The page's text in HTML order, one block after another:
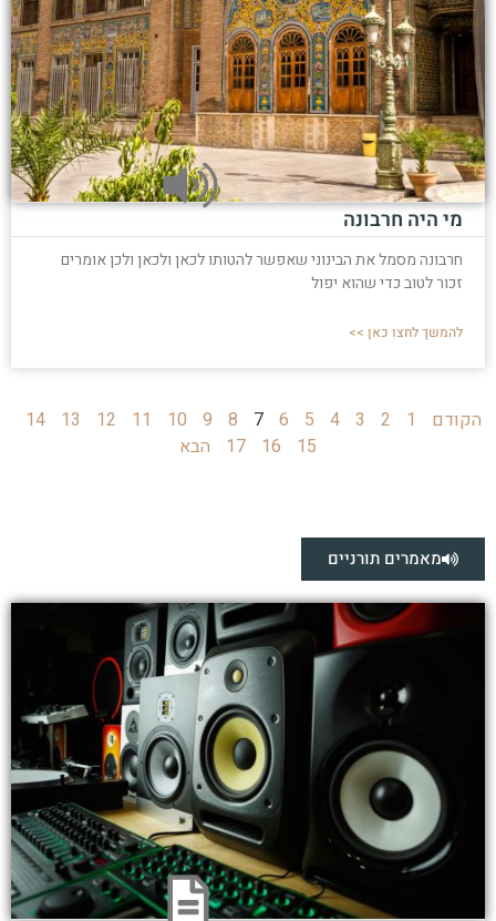
מי היה חרבונה
חרבונה מסמל את הבינוני שאפשר להטותו לכאן ולכאן ולכן אומרים
זכור לטוב כדי שהוא יפול
להמשך לחצו כאן >>
הקודם 1
2
3
4
5
6
7
8
9
10
11
12
13
14
15
16
17 הבא
מאמרים תורניים